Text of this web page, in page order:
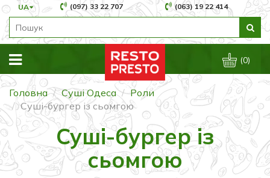
UA (097) 33 22 707 (063) 19 22 414
(0)
Головна Суші Одеса
Роли
Суші-бургер із сьомгою
Суші-бургер із
сьомгою